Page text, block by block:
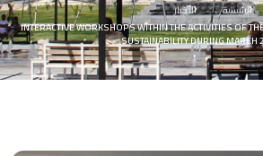
الرئيسية
الأخبار
INTERACTIVE WORKSHOPS WITHIN THE ACTIVITIES OF
SUSTAINABILITY DURING MARCH